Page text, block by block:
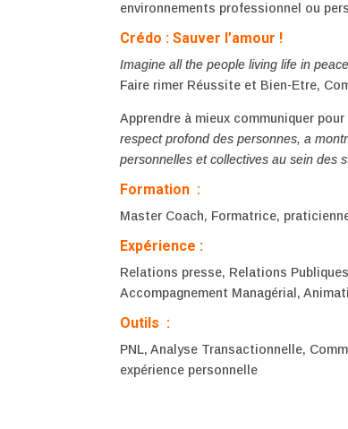
environnements professionnel ou
Crédo : Sauver l’amour !
Imagine all the people living life in
Faire rimer Réussite et Bien-Etre,
Apprendre à mieux communiquer
respect profond des personnes, a
personnelles et collectives au sein des
Formation :
Master Coach, Formatrice,
Expérience :
Relations presse, Relations
Accompagnement Managérial,
Outils :
PNL, Analyse Transactionnelle,
expérience personnelle